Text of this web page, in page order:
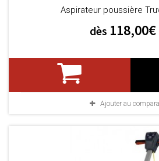
Aspirateur poussière
dès 118,00€
Ajouter au